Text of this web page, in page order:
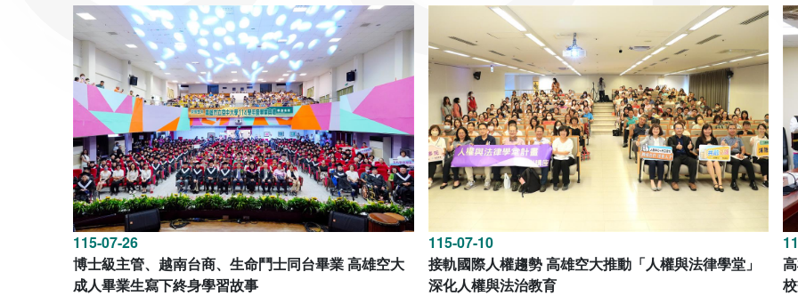
115-07-26
博士級主管、越南台商、生命鬥士同台畢業 高雄空大
成人畢業生寫下終身學習故事
115-07-10
接軌國際人權趨勢 高雄空大推動「人權與法律學堂」
深化人權與法治教育